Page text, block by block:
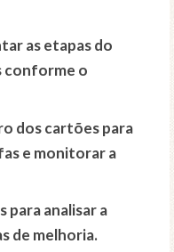
as etapas do
conforme o
dos cartões para
e monitorar a
para analisar a
de melhoria.